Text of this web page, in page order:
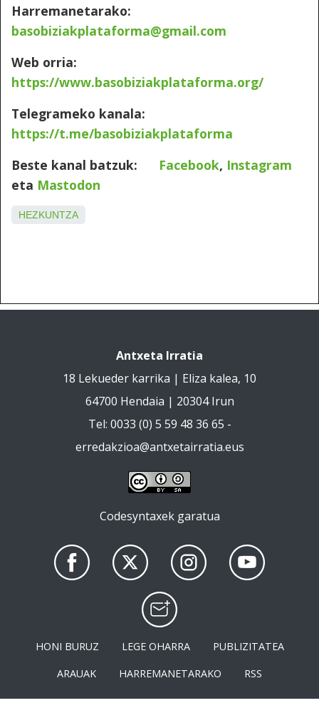
Harremanetarako:
basobiziakplataforma@gmail.com
Web orria:
https://www.basobiziakplataforma.org/
Telegrameko kanala:
https://t.me/basobiziakplataforma
Beste kanal batzuk: Facebook, Instagram
eta Mastodon
HEZKUNTZA
Antxeta Irratia
18 Lekueder karrika | Eliza kalea, 10
64700 Hendaia | 20304 Irun
Tel: 0033 (0) 5 59 48 36 65 -
erredakzioa@antxetairratia.eus
Codesyntaxek garatua
HONI BURUZ LEGE OHARRA
PUBLIZITATEA
ARAUAK
HARREMANETARAKO RSS